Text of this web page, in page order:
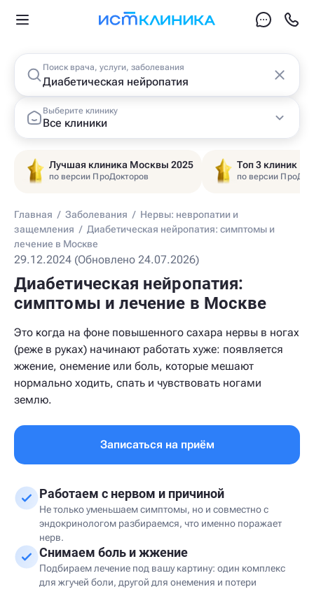
Поиск врача, услуги, заболевания
Выберите клинику
Все клиники
Лучшая клиника Москвы 2025
по версии ПроДокторов
Топ 3 клиник
по версии
Главная / Заболевания / Нервы: невропатии и
защемления / Диабетическая нейропатия: симптомы и
лечение в Москве
29.12.2024 (Обновлено 24.07.2026)
Диабетическая нейропатия:
симптомы и лечение в Москве
Это когда на фоне повышенного сахара нервы в ногах
(реже в руках) начинают работать хуже: появляется
жжение, онемение или боль, которые мешают
нормально ходить, спать и чувствовать ногами
землю.
Записаться на приём
Работаем с нервом и причиной
Не только уменьшаем симптомы, но и совместно с
эндокринологом разбираемся, что именно поражает
нерв.
Снимаем боль и жжение
Подбираем лечение под вашу картину: один комплекс
для жгучей боли, другой для онемения и потери